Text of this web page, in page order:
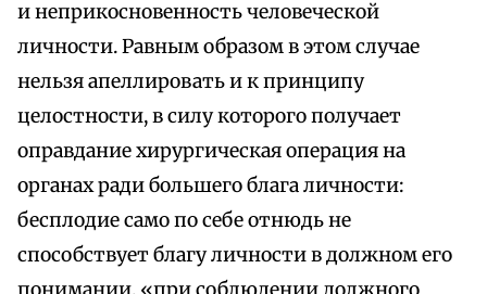
и неприкосновенность человеческой
личности. Равным образом в этом случае
нельзя апеллировать и к принципу
целостности, в силу которого получает
оправдание хирургическая операция на
органах ради большего блага личности:
бесплодие само по себе отнюдь не
способствует благу личности в должном его